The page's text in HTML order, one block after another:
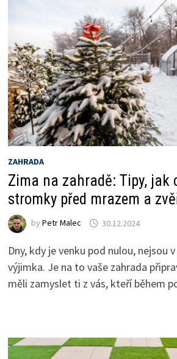
ZAHRADA
Zima na zahradě: Tipy, jak
stromky před mrazem a
by Petr Malec 30.12.2024
Dny, kdy je venku pod nulou, nejsou
výjimka. Je na to vaše zahrada
měli zamyslet ti z vás, kteří během